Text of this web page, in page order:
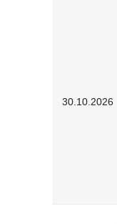
30.10.2026